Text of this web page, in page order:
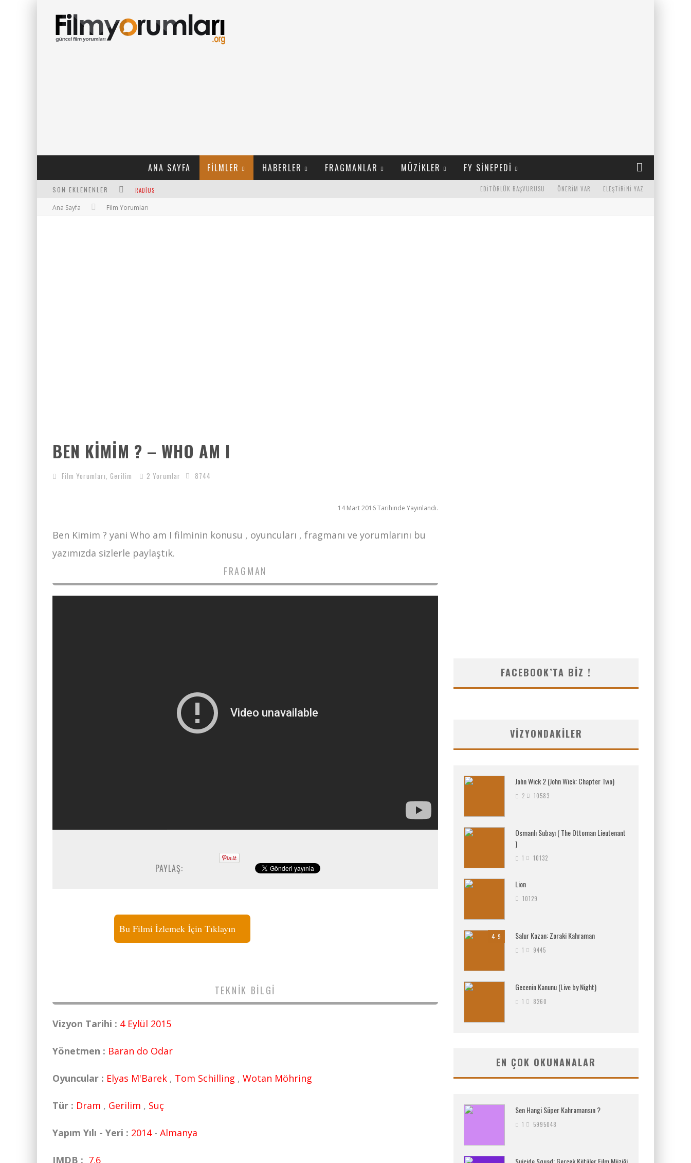
ANA SAYFA FILMLER HABERLER FRAGMANLAR MÜZIKLER FY SINEPEDI
SON EKLENENLER RADIUS
FILMLABS.CO ILE İNGILIZCE ALTYAZILI FILM İZLE
EDITÖRLÜK BAŞVURUSU ÖNERIM VAR ELEŞTIRINI YAZ
Ana Sayfa Film Yorumları
BEN KIMIM ? – WHO AM I
Film Yorumları, Gerilim 2 Yorumlar 8744
14 Mart 2016 Tarihinde Yayınlandı.
Ben Kimim ? yani Who am I filminin konusu , oyuncuları , fragmanı ve yorumlarını bu
yazımızda sizlerle paylaştık.
FRAGMAN
PAYLAŞ:
Bu Filmi İzlemek İçin Tıklayın
TEKNIK BILGI
Vizyon Tarihi : 4 Eylül 2015
Yönetmen : Baran do Odar
Oyuncular : Elyas M'Barek , Tom Schilling , Wotan Möhring
Tür : Dram , Gerilim , Suç
Yapım Yılı - Yeri : 2014- Almanya
IMDB : 7.6
FACEBOOK’TA BIZ !
VIZYONDAKILER
John Wick 2 (John Wick: Chapter Two)
2 10583
Osmanlı Subayı ( The Ottoman Lieutenant
)
1 10132
Lion
10129
4.9 Salur Kazan: Zoraki Kahraman
1 9445
Gecenin Kanunu (Live by Night)
1 8260
EN ÇOK OKUNANALAR
Sen Hangi Süper Kahramansın ?
1 5995048